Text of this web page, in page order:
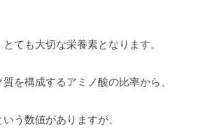
ても大切な栄養素となります。
質を構成するアミノ酸の比率から、
う数値がありますが、